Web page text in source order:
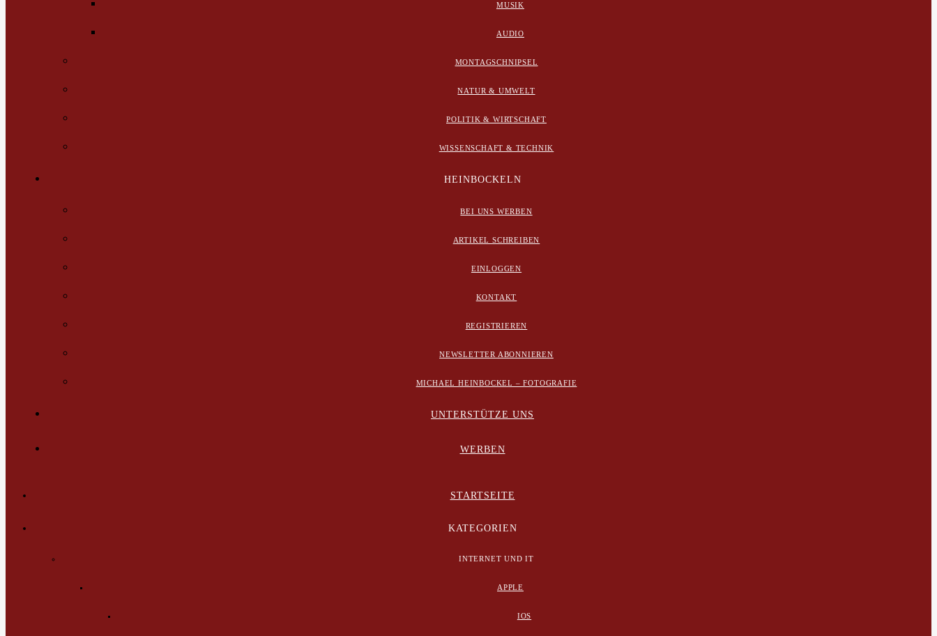
MUSIK
AUDIO
MONTAGSCHNIPSEL
NATUR & UMWELT
POLITIK & WIRTSCHAFT
WISSENSCHAFT & TECHNIK
HEINBOCKELN
BEI UNS WERBEN
ARTIKEL SCHREIBEN
EINLOGGEN
KONTAKT
REGISTRIEREN
NEWSLETTER ABONNIEREN
MICHAEL HEINBOCKEL – FOTOGRAFIE
UNTERSTÜTZE UNS
WERBEN
STARTSEITE
KATEGORIEN
INTERNET UND IT
APPLE
IOS